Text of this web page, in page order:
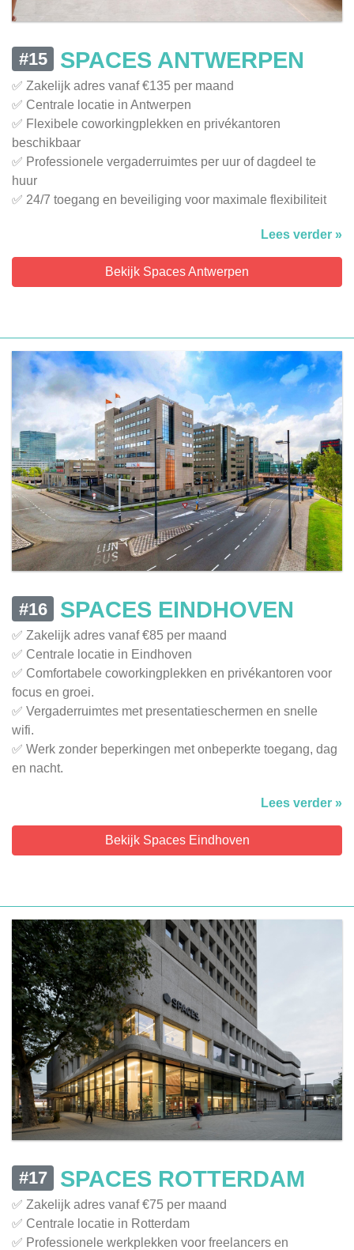
#15 SPACES ANTWERPEN
✅ Zakelijk adres vanaf €135 per maand
✅ Centrale locatie in Antwerpen
✅ Flexibele coworkingplekken en privékantoren
beschikbaar
✅ Professionele vergaderruimtes per uur of dagdeel te
huur
✅ 24/7 toegang en beveiliging voor maximale flexibiliteit
Lees verder »
Bekijk Spaces Antwerpen
#16 SPACES EINDHOVEN
✅ Zakelijk adres vanaf €85 per maand
✅ Centrale locatie in Eindhoven
✅ Comfortabele coworkingplekken en privékantoren voor
focus en groei.
✅ Vergaderruimtes met presentatieschermen en snelle
wifi.
✅ Werk zonder beperkingen met onbeperkte toegang, dag
en nacht.
Lees verder »
Bekijk Spaces Eindhoven
#17 SPACES ROTTERDAM
✅ Zakelijk adres vanaf €75 per maand
✅ Centrale locatie in Rotterdam
✅ Professionele werkplekken voor freelancers en